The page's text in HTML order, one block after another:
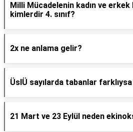
Milli Mücadelenin kadın ve erkek
kimlerdir 4. sınıf?
2x ne anlama gelir?
ÜslÜ sayılarda tabanlar farklıysa
21 Mart ve 23 Eylül neden